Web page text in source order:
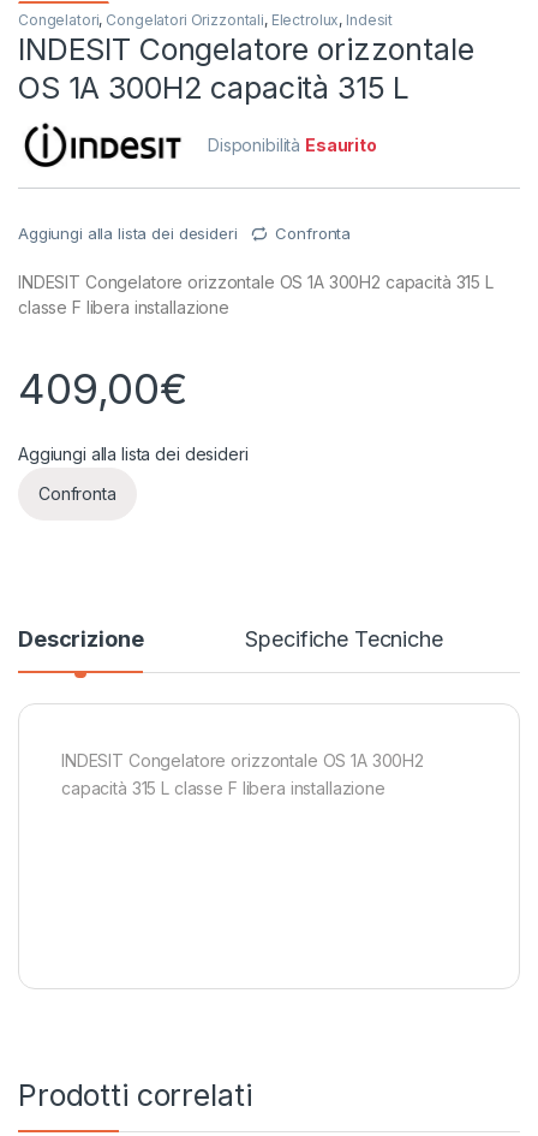
Congelatori, Congelatori Orizzontali, Electrolux, Indesit
INDESIT Congelatore orizzontale
OS 1A 300H2 capacità 315 L
Disponibilità Esaurito
Aggiungi alla lista dei desideri Confronta
INDESIT Congelatore orizzontale OS 1A 300H2 capacità 315 L
classe F libera installazione
409,00€
Aggiungi alla lista dei desideri
Confronta
Descrizione Specifiche Tecniche
INDESIT Congelatore orizzontale OS 1A 300H2
capacità 315 L classe F libera installazione
Prodotti correlati